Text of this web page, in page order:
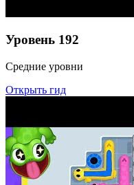
Уровень 192
Средние уровни
Открыть гид